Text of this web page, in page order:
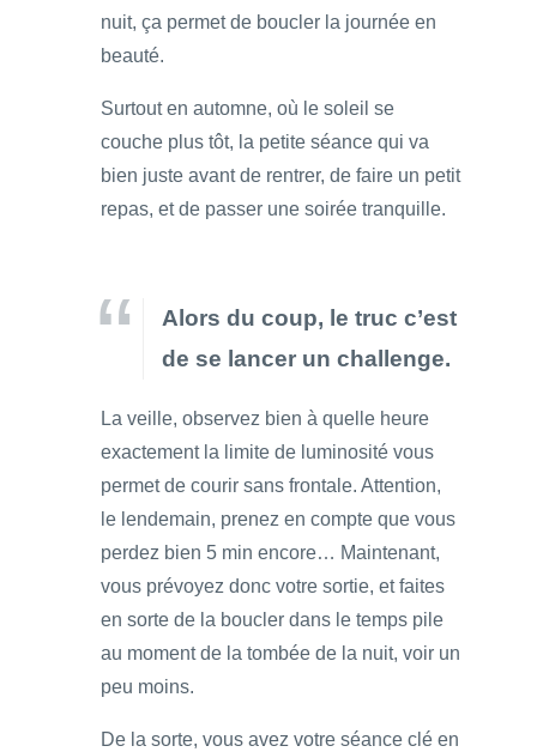
nuit, ça permet de boucler la journée en
beauté.
Surtout en automne, où le soleil se
couche plus tôt, la petite séance qui va
bien juste avant de rentrer, de faire un petit
repas, et de passer une soirée tranquille.
Alors du coup, le truc c’est
de se lancer un challenge.
La veille, observez bien à quelle heure
exactement la limite de luminosité vous
permet de courir sans frontale. Attention,
le lendemain, prenez en compte que vous
perdez bien 5 min encore… Maintenant,
vous prévoyez donc votre sortie, et faites
en sorte de la boucler dans le temps pile
au moment de la tombée de la nuit, voir un
peu moins.
De la sorte, vous avez votre séance clé en